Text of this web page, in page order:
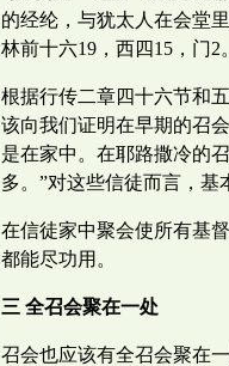
的经纶，与犹太人在会堂
林前十六19，西四15，门2
根据行传二章四十六节和
该向我们证明在早期的召
是在家中。在耶路撒冷的
多。”对这些信徒而言，
在信徒家中聚会使所有基
都能尽功用。
三 全召会聚在一处
召会也应该有全召会聚在